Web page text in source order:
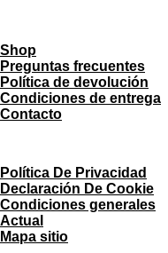
Shop
Preguntas frecuentes
Política de devolución
Condiciones de entrega
Contacto
Política De Privacidad
Declaración De Cookie
Condiciones generales
Actual
Mapa sitio